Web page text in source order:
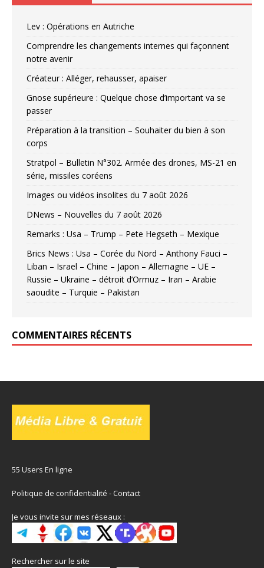
Lev : Opérations en Autriche
Comprendre les changements internes qui façonnent
notre avenir
Créateur : Alléger, rehausser, apaiser
Gnose supérieure : Quelque chose d’important va se
passer
Préparation à la transition – Souhaiter du bien à son
corps
Stratpol – Bulletin N°302. Armée des drones, MS-21 en
série, missiles coréens
Images ou vidéos insolites du 7 août 2026
DNews – Nouvelles du 7 août 2026
Remarks : Usa – Trump – Pete Hegseth – Mexique
Brics News : Usa – Corée du Nord – Anthony Fauci –
Liban – Israel – Chine – Japon – Allemagne – UE –
Russie – Ukraine – détroit d’Ormuz – Iran – Arabie
saoudite – Turquie – Pakistan
COMMENTAIRES RÉCENTS
55 Users En ligne
Politique de confidentialité -Contact
Je vous invite sur mes réseaux :
Rechercher sur le site